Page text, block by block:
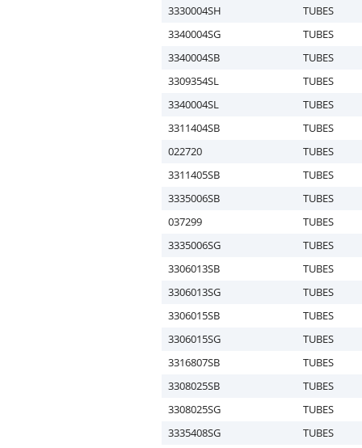
3330004SH
TUBES
3340004SG
TUBES
3340004SB
TUBES
3309354SL
TUBES
3340004SL
TUBES
3311404SB
TUBES
022720
TUBES
3311405SB
TUBES
3335006SB
TUBES
037299
TUBES
3335006SG
TUBES
3306013SB
TUBES
3306013SG
TUBES
3306015SB
TUBES
3306015SG
TUBES
3316807SB
TUBES
3308025SB
TUBES
3308025SG
TUBES
3335408SG
TUBES